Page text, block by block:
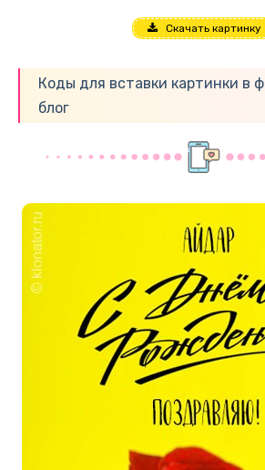
Скачать картинку
Коды для вставки картинки в
блог